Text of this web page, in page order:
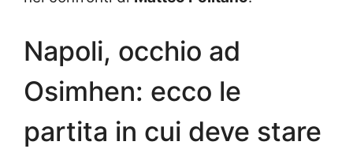
Napoli, occhio ad
Osimhen: ecco le
partita in cui deve stare